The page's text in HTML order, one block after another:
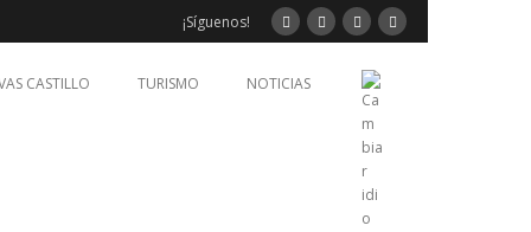
¡Síguenos!
CASTILLO TURISMO NOTICIAS